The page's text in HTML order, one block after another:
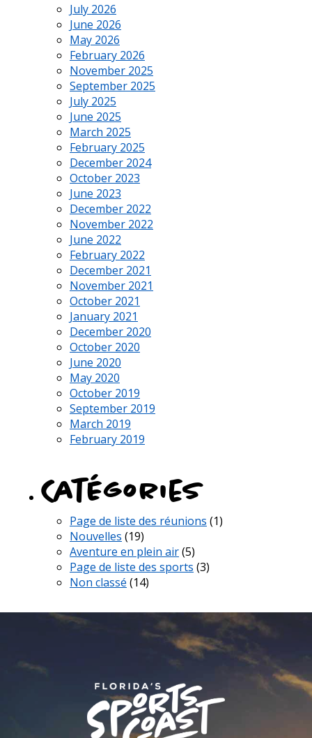
July 2026
June 2026
May 2026
February 2026
November 2025
September 2025
July 2025
June 2025
March 2025
February 2025
December 2024
October 2023
June 2023
December 2022
November 2022
June 2022
February 2022
December 2021
November 2021
October 2021
January 2021
December 2020
October 2020
June 2020
May 2020
October 2019
September 2019
March 2019
February 2019
Catégories
Page de liste des réunions (1)
Nouvelles (19)
Aventure en plein air(5)
Page de liste des sports (3)
Non classé (14)